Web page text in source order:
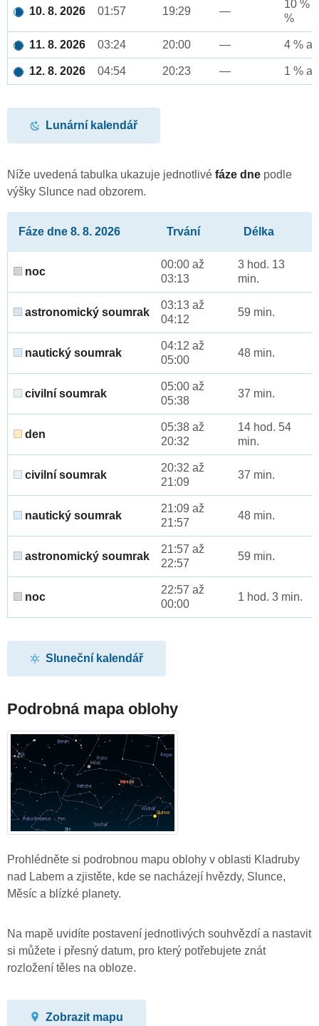
10. 8. 2026 01:57 19:29 —
10 %
%
11. 8. 2026 03:24 20:00 — 4 %
12. 8. 2026 04:54 20:23 — 1 %
Lunární kalendář
Níže uvedená tabulka ukazuje jednotlivé fáze dne podle
výšky Slunce nad obzorem.
Fáze dne 8. 8. 2026 Trvání Délka
noc
00:00 až
03:13
3 hod. 13
min.
astronomický soumrak
03:13 až
04:12
59 min.
nautický soumrak
04:12 až
05:00
48 min.
civilní soumrak
05:00 až
05:38
37 min.
den
05:38 až
20:32
14 hod. 54
min.
civilní soumrak
20:32 až
21:09
37 min.
nautický soumrak
21:09 až
21:57
48 min.
astronomický soumrak
21:57 až
22:57
59 min.
noc
22:57 až
00:00
1 hod. 3 min.
Sluneční kalendář
Podrobná mapa oblohy
Prohlédněte si podrobnou mapu oblohy v oblasti Kladruby
nad Labem a zjistěte, kde se nacházejí hvězdy, Slunce,
Měsíc a blízké planety.
Na mapě uvidíte postavení jednotlivých souhvězdí a nastavit
si můžete i přesný datum, pro který potřebujete znát
rozložení těles na obloze.
Zobrazit mapu